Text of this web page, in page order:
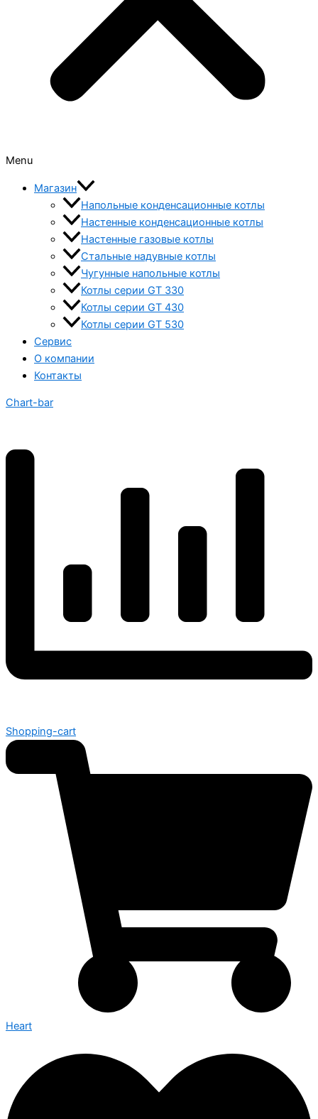
Menu
Магазин
Напольные конденсационные котлы
Настенные конденсационные котлы
Настенные газовые котлы
Стальные надувные котлы
Чугунные напольные котлы
Котлы серии GT 330
Котлы серии GT 430
Котлы серии GT 530
Сервис
О компании
Контакты
Chart-bar
Shopping-cart
Heart